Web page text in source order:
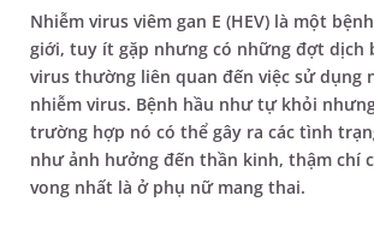
Nhiễm virus viêm gan E (HEV) là một
giới, tuy ít gặp nhưng có những đợt dịch
virus thường liên quan đến việc sử dụng
nhiễm virus. Bệnh hầu như tự khỏi
trường hợp nó có thể gây ra các tình
như ảnh hưởng đến thần kinh, thậm chí
vong nhất là ở phụ nữ mang thai.